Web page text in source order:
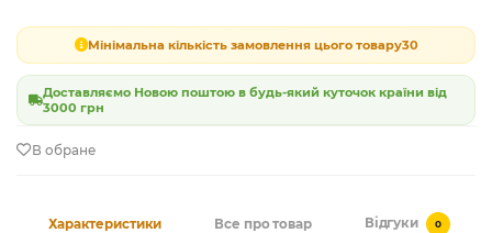
Мінімальна кількість замовлення цього товару30
Доставляємо Новою поштою в будь-який куточок країни від
3000 грн
В обране
Характеристики Все про товар Відгуки 0